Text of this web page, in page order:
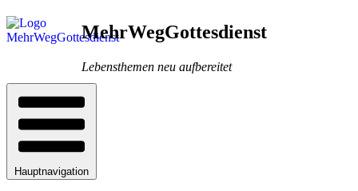
Direkt
zum
MehrWegGottesdienst
Lebensthemen neu aufbereitet
Hauptnavigation